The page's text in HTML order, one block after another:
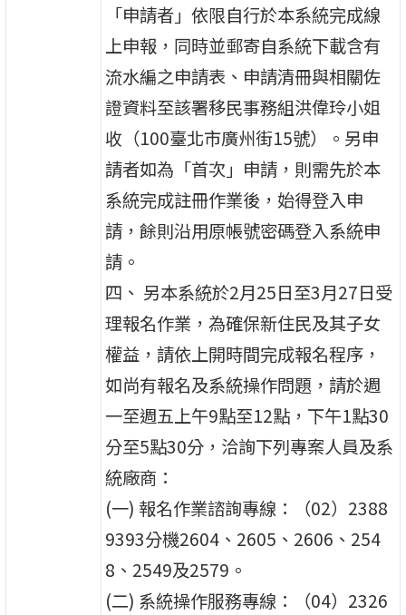
「申請者」依限自行於本系統完成線
上申報，同時並郵寄自系統下載含有
流水編之申請表、申請清冊與相關佐
證資料至該署移民事務組洪偉玲小姐
收（100臺北市廣州街15號）。另申
請者如為「首次」申請，則需先於本
系統完成註冊作業後，始得登入申
請，餘則沿用原帳號密碼登入系統申
請。
四、 另本系統於2月25日至3月27日受
理報名作業，為確保新住民及其子女
權益，請依上開時間完成報名程序，
如尚有報名及系統操作問題，請於週
一至週五上午9點至12點，下午1點30
分至5點30分，洽詢下列專案人員及系
統廠商：
(一) 報名作業諮詢專線：（02）2388
9393分機2604、2605、2606、254
8、2549及2579。
(二) 系統操作服務專線：（04）2326